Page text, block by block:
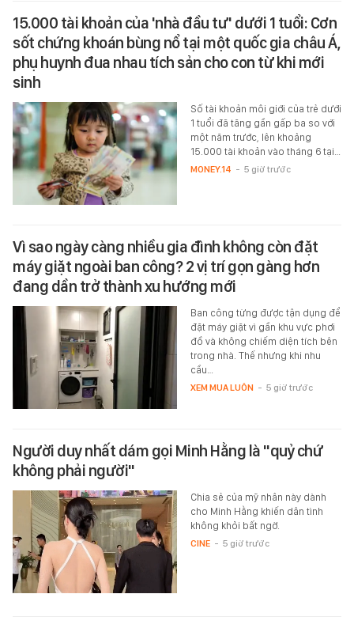
15.000 tài khoản của 'nhà đầu tư' dưới 1 tuổi: Cơn
sốt chứng khoán bùng nổ tại một quốc gia châu Á,
phụ huynh đua nhau tích sản cho con từ khi mới
sinh
Số tài khoản môi giới của trẻ dưới
1 tuổi đã tăng gần gấp ba so với
một năm trước, lên khoảng
15.000 tài khoản vào tháng 6 tại…
MONEY.14 - 5 giờ trước
Vì sao ngày càng nhiều gia đình không còn đặt
máy giặt ngoài ban công? 2 vị trí gọn gàng hơn
đang dần trở thành xu hướng mới
Ban công từng được tận dụng để
đặt máy giặt vì gần khu vực phơi
đồ và không chiếm diện tích bên
trong nhà. Thế nhưng khi nhu
cầu…
XEM MUA LUÔN - 5 giờ trước
Người duy nhất dám gọi Minh Hằng là "quỷ chứ
không phải người"
Chia sẻ của mỹ nhân này dành
cho Minh Hằng khiến dân tình
không khỏi bất ngờ.
CINE - 5 giờ trước